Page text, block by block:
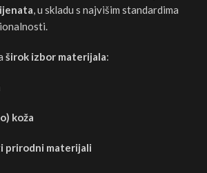
, u skladu s najvišim standardima
širok izbor materijala:
koža
prirodni materijali